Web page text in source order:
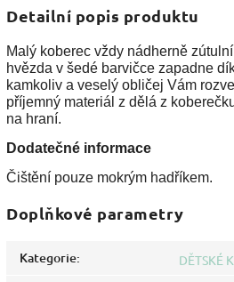
Detailní popis produktu
Malý koberec vždy nádherně
hvězda v šedé barvičce zapadne
kamkoliv a veselý obličej Vám
příjemný materiál z dělá z
na hraní.
Dodatečné informace
Čištění pouze mokrým hadříkem.
Doplňkové parametry
Kategorie: DĚTSKÉ